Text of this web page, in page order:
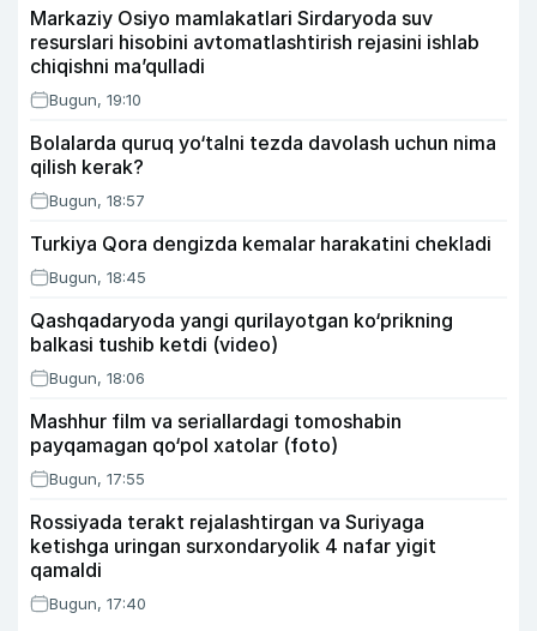
Markaziy Osiyo mamlakatlari Sirdaryoda suv
resurslari hisobini avtomatlashtirish rejasini ishlab
chiqishni ma’qulladi
Bugun, 19:10
Bolalarda quruq yo‘talni tezda davolash uchun nima
qilish kerak?
Bugun, 18:57
Turkiya Qora dengizda kemalar harakatini chekladi
Bugun, 18:45
Qashqadaryoda yangi qurilayotgan ko‘prikning
balkasi tushib ketdi (video)
Bugun, 18:06
Mashhur film va seriallardagi tomoshabin
payqamagan qo‘pol xatolar (foto)
Bugun, 17:55
Rossiyada terakt rejalashtirgan va Suriyaga
ketishga uringan surxondaryolik 4 nafar yigit
qamaldi
Bugun, 17:40